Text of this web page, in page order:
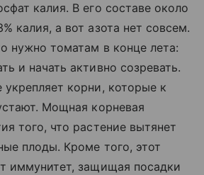
калия. В его составе около
калия, а вот азота нет совсем.
нужно томатам в конце лета:
и начать активно созревать.
корни, которые к
Мощная корневая
того, что растение вытянет
плоды. Кроме того, этот
иммунитет, защищая посадки